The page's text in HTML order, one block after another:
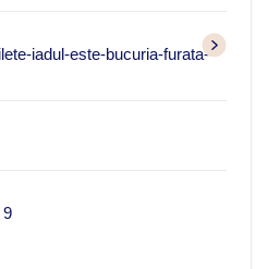
iadul-este-bucuria-furata-